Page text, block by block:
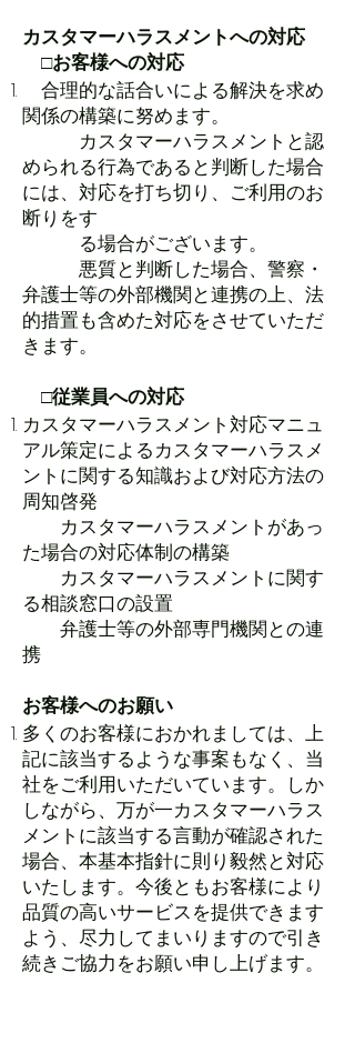
カスタマーハラスメントへの対応
□お客様への対応
合理的な話合いによる解決を求め
関係の構築に努めます。
カスタマーハラスメントと認
められる行為であると判断した場合
には、対応を打ち切り、ご利用のお
断りをす
る場合がございます。
悪質と判断した場合、警察・
弁護士等の外部機関と連携の上、法
的措置も含めた対応をさせていただ
きます。
□従業員への対応
カスタマーハラスメント対応マニュ
アル策定によるカスタマーハラスメ
ントに関する知識および対応方法の
周知啓発
カスタマーハラスメントがあっ
た場合の対応体制の構築
カスタマーハラスメントに関す
る相談窓口の設置
弁護士等の外部専門機関との連
携
お客様へのお願い
多くのお客様におかれましては、上
記に該当するような事案もなく、当
社をご利用いただいています。しか
しながら、万が一カスタマーハラス
メントに該当する言動が確認された
場合、本基本指針に則り毅然と対応
いたします。 今後ともお客様により
品質の高いサービスを提供できます
よう、尽力してまいりますので引き
続きご協力をお願い申し上げます。